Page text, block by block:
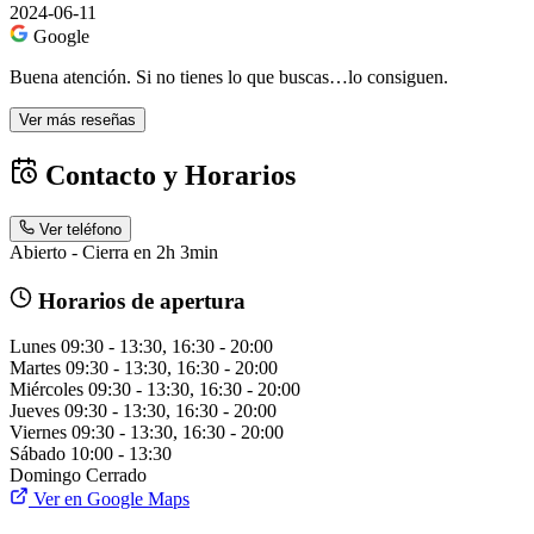
2024-06-11
Google
Buena atención. Si no tienes lo que buscas…lo consiguen.
Ver más reseñas
Contacto y Horarios
Ver teléfono
Abierto - Cierra en 2h 3min
Horarios de apertura
Lunes 09:30 - 13:30, 16:30 - 20:00
Martes 09:30 - 13:30, 16:30 - 20:00
Miércoles 09:30 - 13:30, 16:30 - 20:00
Jueves 09:30 - 13:30, 16:30 - 20:00
Viernes 09:30 - 13:30, 16:30 - 20:00
Sábado 10:00 - 13:30
Domingo Cerrado
Ver en Google Maps